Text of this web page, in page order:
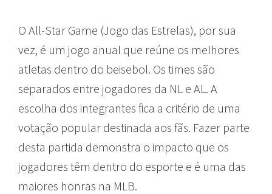
O All-Star Game (Jogo das Estrelas), por sua
vez, é um jogo anual que reúne os melhores
atletas dentro do beisebol. Os times são
separados entre jogadores da NL e AL. A
escolha dos integrantes fica a critério de uma
votação popular destinada aos fãs. Fazer parte
desta partida demonstra o impacto que os
jogadores têm dentro do esporte e é uma das
maiores honras na MLB.